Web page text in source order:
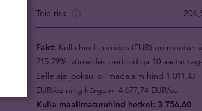
Teie risk
Fakt: Kulla hind eurodes (EUR) on
215.79%, võrreldes perioodiga 10 aastat
Selle aja jooksul oli madalaim hind 1 011,47
EUR/oz ning kõrgeim 4 677,74 EUR/oz.
Kulla maailmaturuhind hetkel: 3 756,60